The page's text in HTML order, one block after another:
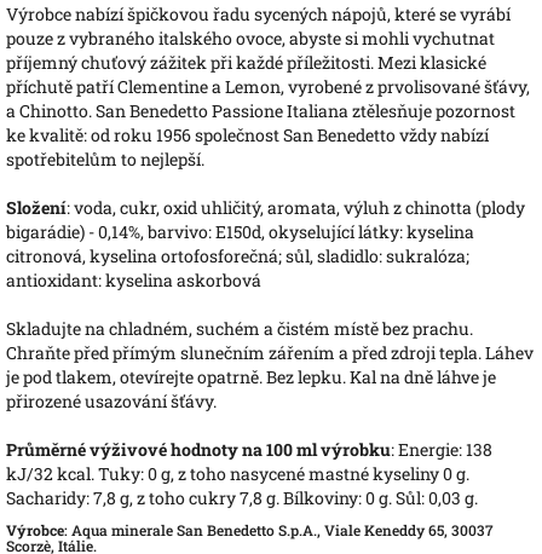
Výrobce nabízí špičkovou řadu sycených nápojů, které se vyrábí
pouze z vybraného italského ovoce, abyste si mohli vychutnat
příjemný chuťový zážitek při každé příležitosti. Mezi klasické
příchutě patří Clementine a Lemon, vyrobené z prvolisované šťávy,
a Chinotto. San Benedetto Passione Italiana ztělesňuje pozornost
ke kvalitě: od roku 1956 společnost San Benedetto vždy nabízí
spotřebitelům to nejlepší.
Složení: voda, cukr, oxid uhličitý, aromata, výluh z chinotta (plody
bigarádie) - 0,14%, barvivo: E150d, okyselující látky: kyselina
citronová, kyselina ortofosforečná; sůl, sladidlo: sukralóza;
antioxidant: kyselina askorbová
Skladujte na chladném, suchém a čistém místě bez prachu.
Chraňte před přímým slunečním zářením a před zdroji tepla. Láhev
je pod tlakem, otevírejte opatrně. Bez lepku. Kal na dně láhve je
přirozené usazování šťávy.
Průměrné výživové hodnoty na 100 ml výrobku: Energie: 138
kJ/32 kcal. Tuky: 0 g, z toho nasycené mastné kyseliny 0 g.
Sacharidy: 7,8 g, z toho cukry 7,8 g. Bílkoviny: 0 g. Sůl: 0,03 g.
Výrobce: Aqua minerale San Benedetto S.p.A., Viale Keneddy 65, 30037
Scorzè, Itálie.